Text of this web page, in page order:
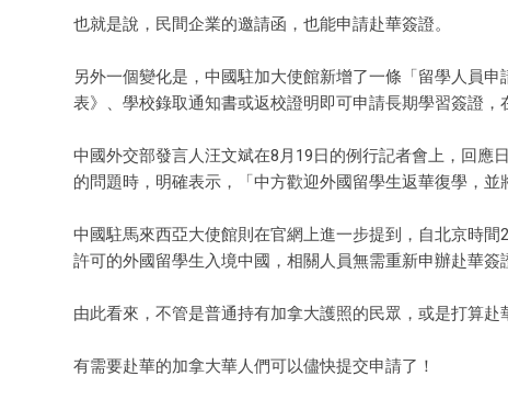
也就是說，民間企業的邀請函，也能申請赴華簽證。
另外一個變化是，中國駐加大使館新增了一條「留學人員
表》、學校錄取通知書或返校證明即可申請長期學習簽證，
中國外交部發言人汪文斌在8月19日的例行記者會上，回應
的問題時，明確表示，「中方歡迎外國留學生返華復學，並
中國駐馬來西亞大使館則在官網上進一步提到，自北京時
許可的外國留學生入境中國，相關人員無需重新申辦赴華簽
由此看來，不管是普通持有加拿大護照的民眾，或是打算
有需要赴華的加拿大華人們可以儘快提交申請了！